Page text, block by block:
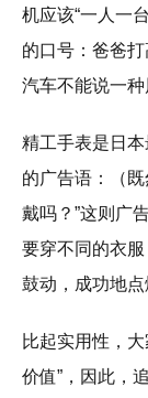
机应该“一人一
的口号：爸爸
汽车不能说一种
精工手表是日
的广告语：（
戴吗？”这则广
要穿不同的衣
鼓动，成功地点
比起实用性，
价值”，因此，